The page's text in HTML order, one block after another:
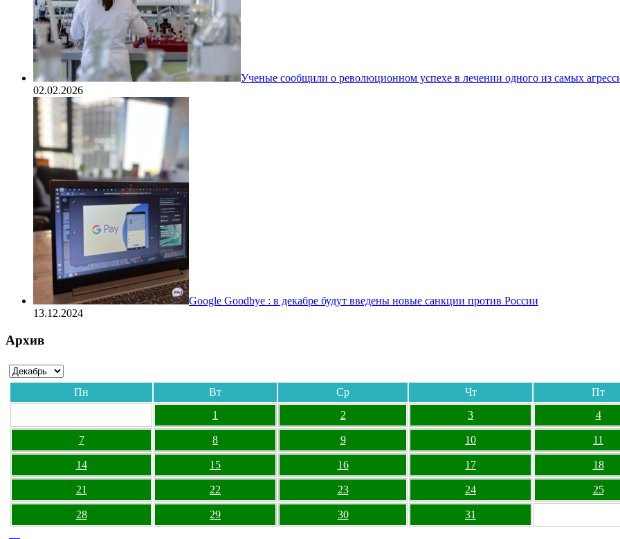
Ученые сообщили о революционном успехе в лечении одного из самых
02.02.2026
Google Goodbye : в декабре будут введены новые санкции против России
13.12.2024
Архив
Пн Вт Ср Чт Пт
1
2 3 4
7 8 9 10 11
14 15 16 17 18
21 22 23 24 25
28 29 30 31